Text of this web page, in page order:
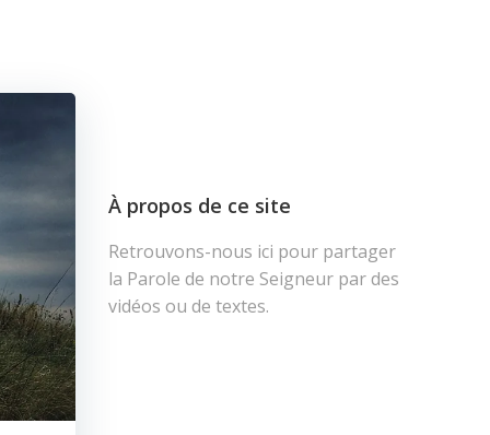
À propos de ce site
Retrouvons-nous ici pour partager
la Parole de notre Seigneur par des
vidéos ou de textes.